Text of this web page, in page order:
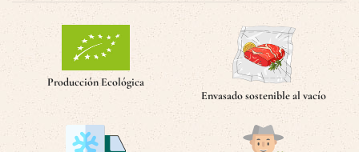
Producción Ecológica
Envasado sostenible al vacío